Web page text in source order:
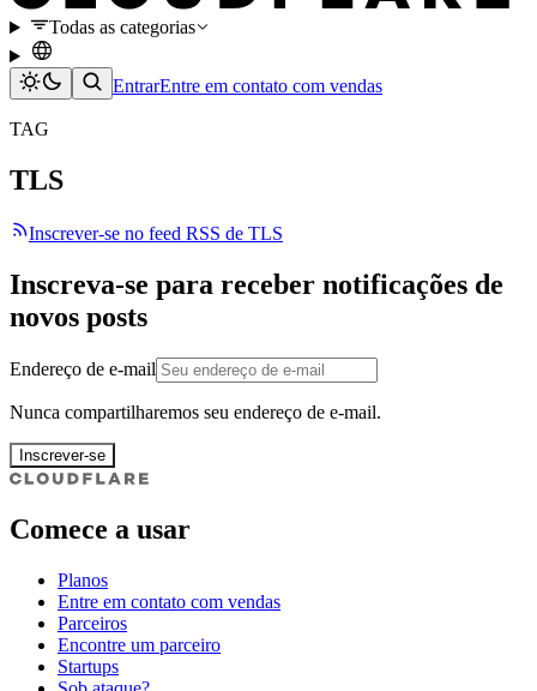
Todas as categorias
EntrarEntre em contato com vendas
TAG
TLS
Inscrever-se no feed RSS de TLS
Inscreva-se para receber notificações de
novos posts
Endereço de e-mail
Nunca compartilharemos seu endereço de e-mail.
Inscrever-se
Comece a usar
Planos
Entre em contato com vendas
Parceiros
Encontre um parceiro
Startups